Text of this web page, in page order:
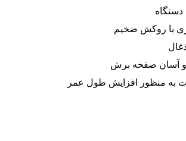
و آسان صفحه برش
به منظور افزایش طول عمر